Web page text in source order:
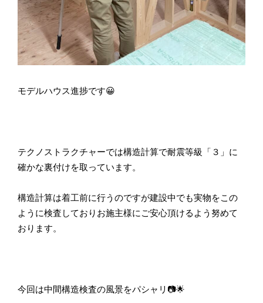
モデルハウス進捗です😀
テクノストラクチャーでは構造計算で耐震等級「３」に
確かな裏付けを取っています。
構造計算は着工前に行うのですが建設中でも実物をこの
ように検査しておりお施主様にご安心頂けるよう努めて
おります。
今回は中間構造検査の風景をパシャリ📷🌟